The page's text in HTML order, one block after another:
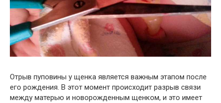
Отрыв пуповины у щенка является важным этапом после
его рождения. В этот момент происходит разрыв связи
между матерью и новорожденным щенком, и это имеет